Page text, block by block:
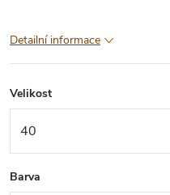
Detailní informace
Velikost
Barva